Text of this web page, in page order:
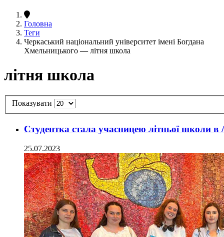
Головна
Теги
Черкаський національний університет імені Богдана
Хмельницького — літня школа
літня школа
Показувати
Студентка стала учасницею літньої школи в
25.07.2023